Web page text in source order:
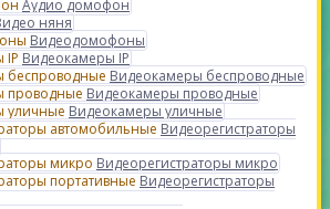
Аудио домофон
няня
Видеодомофоны
Видеокамеры IP
Видеокамеры беспроводные
Видеокамеры проводные
Видеокамеры уличные
Видеорегистраторы
Видеорегистраторы микро
Видеорегистраторы